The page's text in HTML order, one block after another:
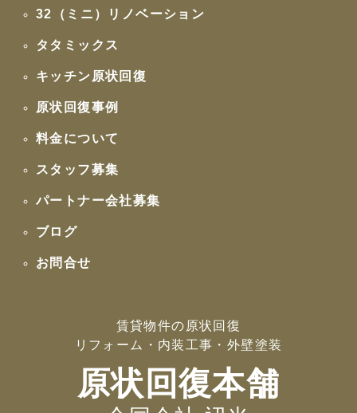
32（ミニ）リノベーション
タタミックス
キッチン原状回復
原状回復事例
料金について
スタッフ募集
パートナー会社募集
ブログ
お問合せ
賃貸物件の原状回復
リフォーム・内装工事・外壁塗装
原状回復本舗